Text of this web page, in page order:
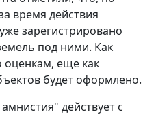
время действия
зарегистрировано
под ними. Как
оценкам, еще как
будет оформлено.
действует с